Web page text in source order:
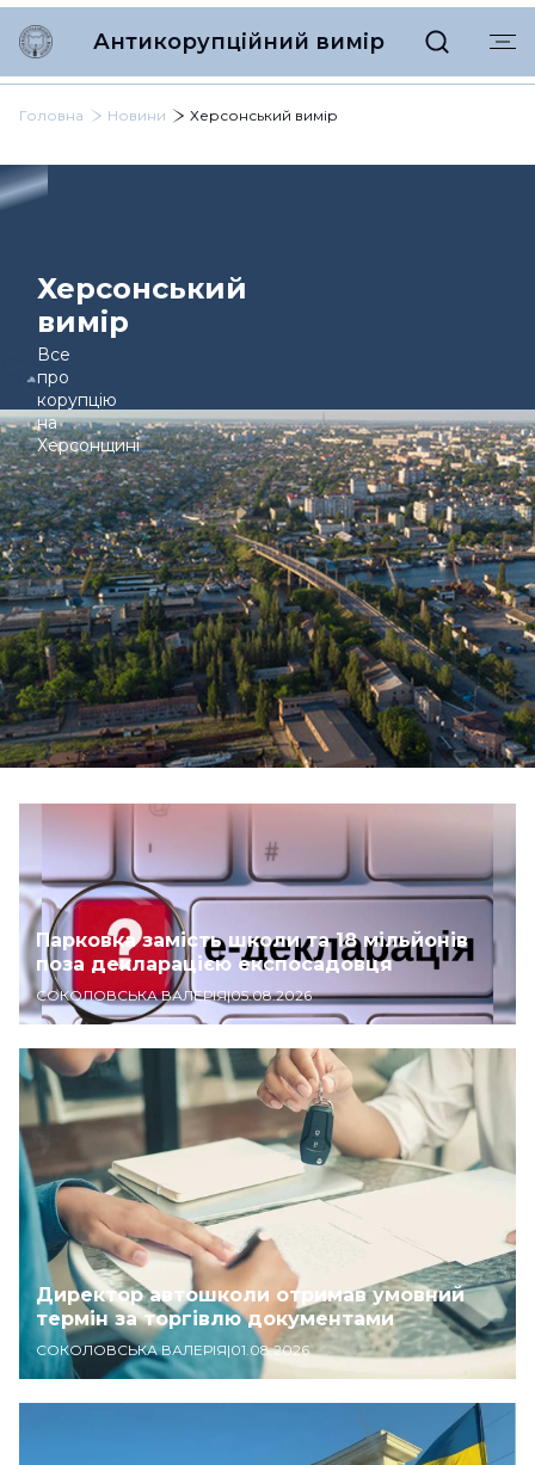
Антикорупційний вимір
Головна Новини Херсонський вимір
Херсонський
вимір
Все
про
корупцію
на
Херсонщині
Парковка замість школи та 18 мільйонів
поза декларацією експосадовця
СОКОЛОВСЬКА ВАЛЕРІЯ|05.08.2026
Директор автошколи отримав умовний
термін за торгівлю документами
СОКОЛОВСЬКА ВАЛЕРІЯ|01.08.2026